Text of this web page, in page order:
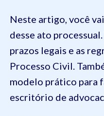
Neste artigo, você
desse ato
prazos legais e as
Processo Civil.
modelo prático para
escritório de